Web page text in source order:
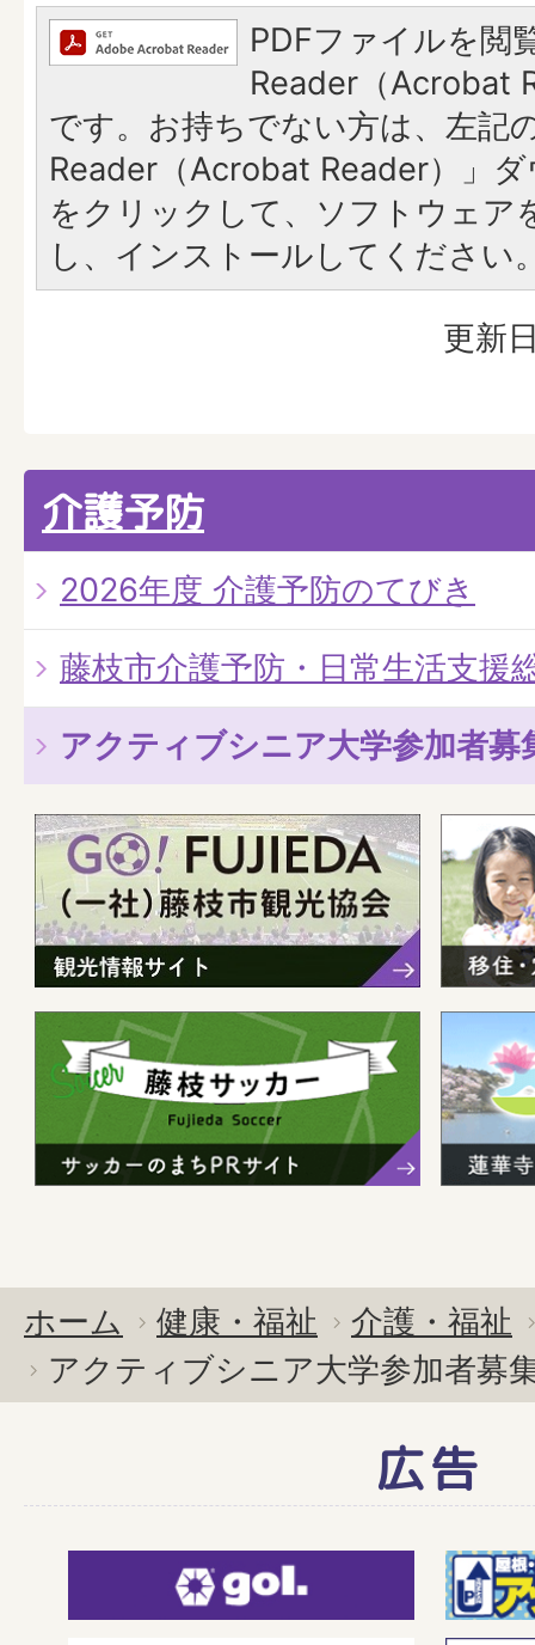
PDFファイルを閲
Reader（Acrobat
です。お持ちでない方は、左記
Reader（Acrobat Reader）」
をクリックして、ソフトウェア
し、インストールしてください
更新
介護予防
2026年度 介護予防のてびき
藤枝市介護予防・日常生活支援
アクティブシニア大学参加者募
ホーム 健康・福祉
介護・福祉
アクティブシニア大学参加者募
広告